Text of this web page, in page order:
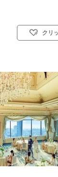
クリ